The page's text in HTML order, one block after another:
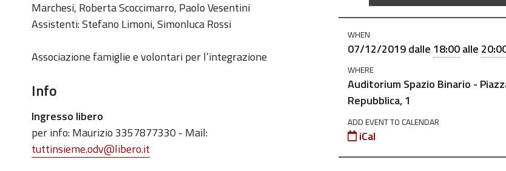
-
Rassegna
sul
2019-
12-
07T18:00:00+01:00
2019-
WHEN
07/12/2019dalle 18:00alle
WHERE
Auditorium Spazio Binario -
Repubblica, 1
ADD EVENT TO CALENDAR
iCal
Marchesi, Roberta Scoccimarro, Paolo Vesentini
Assistenti:Stefano Limoni,Simonluca Rossi
Associazione famiglie e volontari per l’integrazione
Info
Ingresso libero
per info: Maurizio 3357877330 - Mail:
tuttinsieme.odv@libero.it